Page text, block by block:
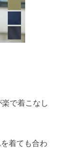
で着こなし
着ても合わ